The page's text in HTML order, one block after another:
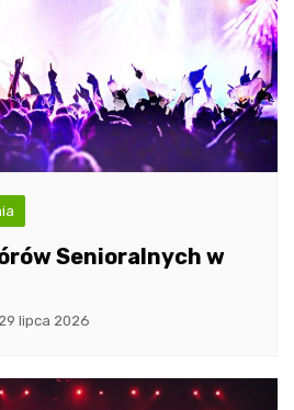
Senioralnych w
29 lipca 2026